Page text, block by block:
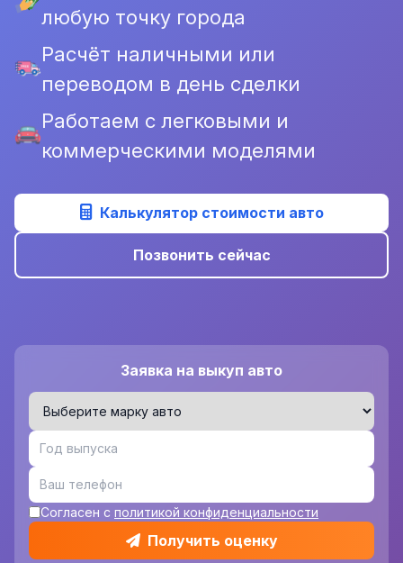
любую точку города
Расчёт наличными или
переводом в день сделки
Работаем с легковыми и
коммерческими моделями
Калькулятор стоимости авто
Позвонить сейчас
Заявка на выкуп авто
Согласен с политикой конфиденциальности
Получить оценку